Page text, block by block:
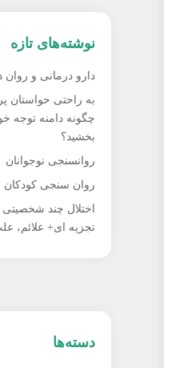
نوشته‌های تازه
دارو درمانی و روان
به راحتی حواستان
چگونه دامنه توجه
بخشید؟
روانسنجی نوجوانان
روان‌ سنجی کودکان
اختلال چند شخصیتی
تجزیه ای+ علائم،
دسته‌ها